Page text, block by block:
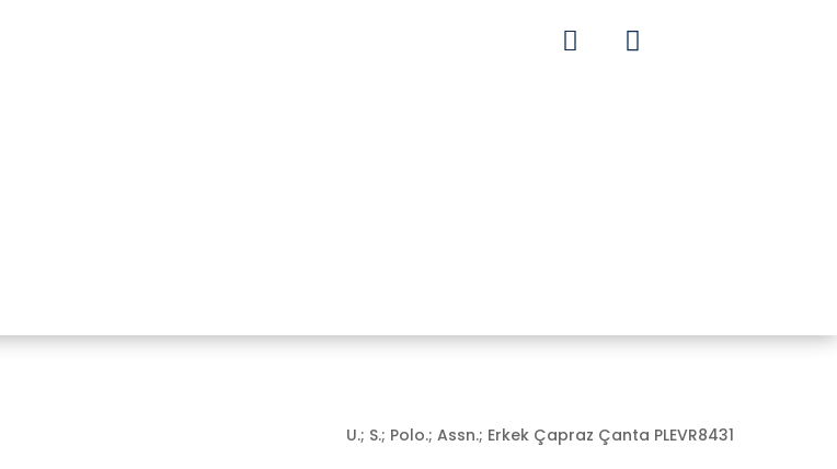
 
U.; S.; Polo.; Assn.; Erkek Çapraz Çanta PLEVR8431